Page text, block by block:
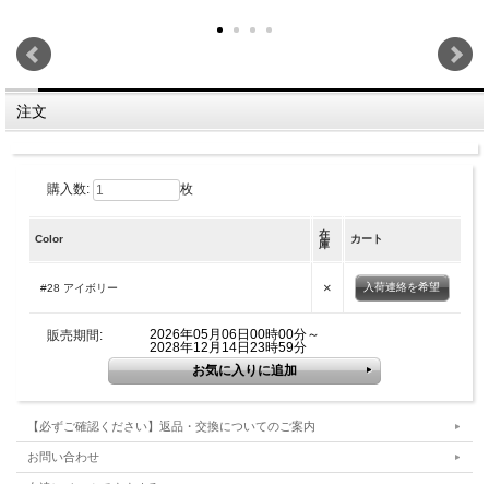
注文
購入数: 枚
Color
在
庫
カート
#28 アイボリー × 入荷連絡を希望
販売期間:
2026年05月06日00時00分～
2028年12月14日23時59分
【必ずご確認ください】返品・交換についてのご案内
お問い合わせ